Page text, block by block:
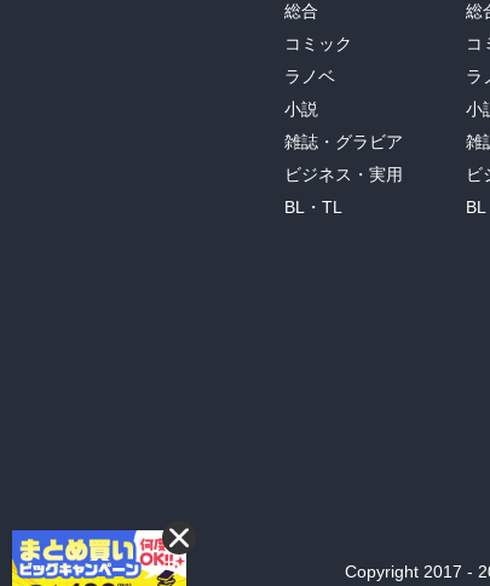
総合
コミック
ラノベ
小説
雑誌・グラビア
ビジネス・実用
BL・TL
総
コ
ラ
小
雑
ビ
BL
Copyright 2017 -